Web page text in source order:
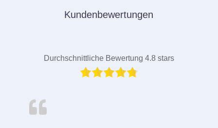
Kundenbewertungen
Durchschnittliche Bewertung 4.8 stars